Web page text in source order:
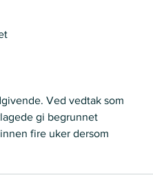
Ved vedtak som
gi begrunnet
fire uker dersom